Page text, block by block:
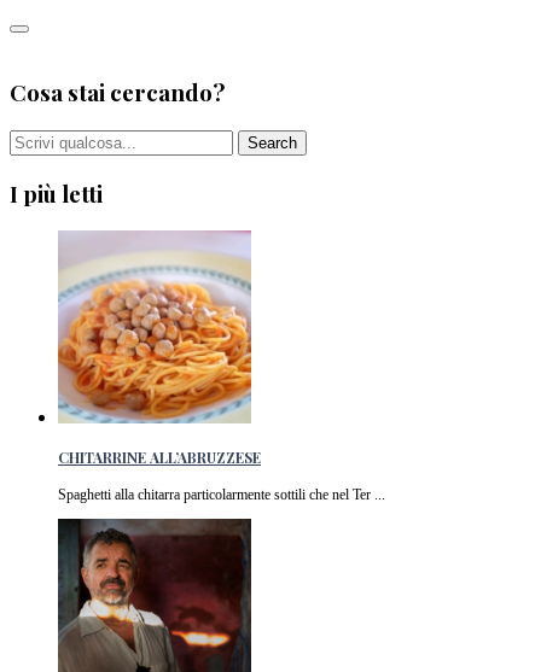
Cosa stai cercando?
I più letti
CHITARRINE ALL’ABRUZZESE
Spaghetti alla chitarra particolarmente sottili che nel Ter ...